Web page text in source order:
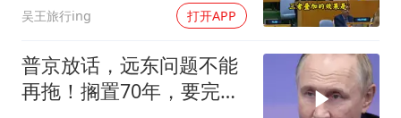
吴王旅行ing 打开APP
普京放话，远东问题不能
再拖！搁置70年，要完成